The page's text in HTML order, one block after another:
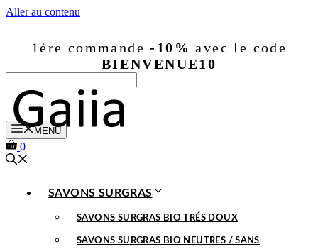
Aller au contenu
1ère commande-10% avec le code
BIENVENUE10
MENU
0
SAVONS SURGRAS
SAVONS SURGRAS BIO TRÉS DOUX
SAVONS SURGRAS BIO NEUTRES / SANS